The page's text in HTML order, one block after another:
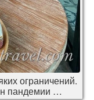
ограничений.
пандемии …